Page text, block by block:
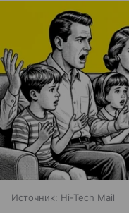
Источник: Hi-Tech Mail